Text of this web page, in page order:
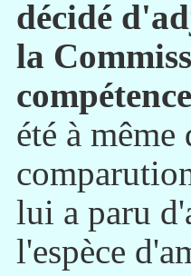
décidé
la
été à
lui a paru
l'espèce